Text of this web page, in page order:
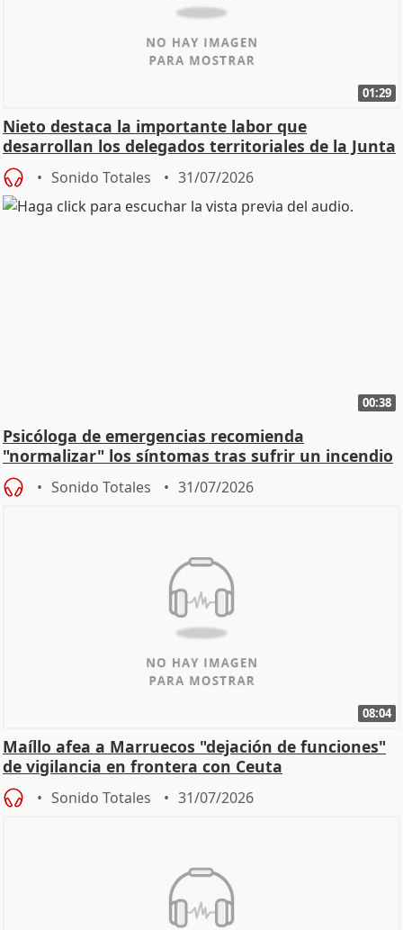
01:29
Nieto destaca la importante labor que
desarrollan los delegados territoriales de la Junta
Sonido Totales 31/07/2026
00:38
Psicóloga de emergencias recomienda
"normalizar" los síntomas tras sufrir un incendio
Sonido Totales 31/07/2026
08:04
Maíllo afea a Marruecos "dejación de funciones"
de vigilancia en frontera con Ceuta
Sonido Totales 31/07/2026